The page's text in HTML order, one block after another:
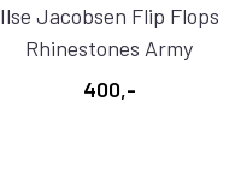
Ilse Jacobsen Flip Flops
Rhinestones Army
400,-